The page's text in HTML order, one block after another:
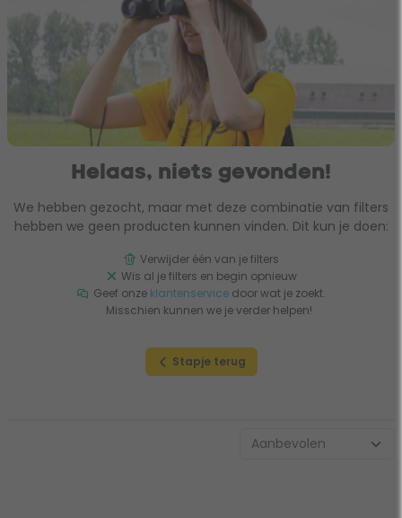
Helaas, niets gevonden!
We hebben gezocht, maar met deze combinatie van filters
hebben we geen producten kunnen vinden. Dit kun je doen:
Verwijder één van je filters
Wis al je filters en begin opnieuw
Geef onze klantenservicedoor wat je zoekt.
Misschien kunnen we je verder helpen!
Stapje terug